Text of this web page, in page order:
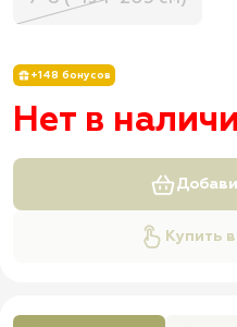
+148 бонусов
Нет в
Купить